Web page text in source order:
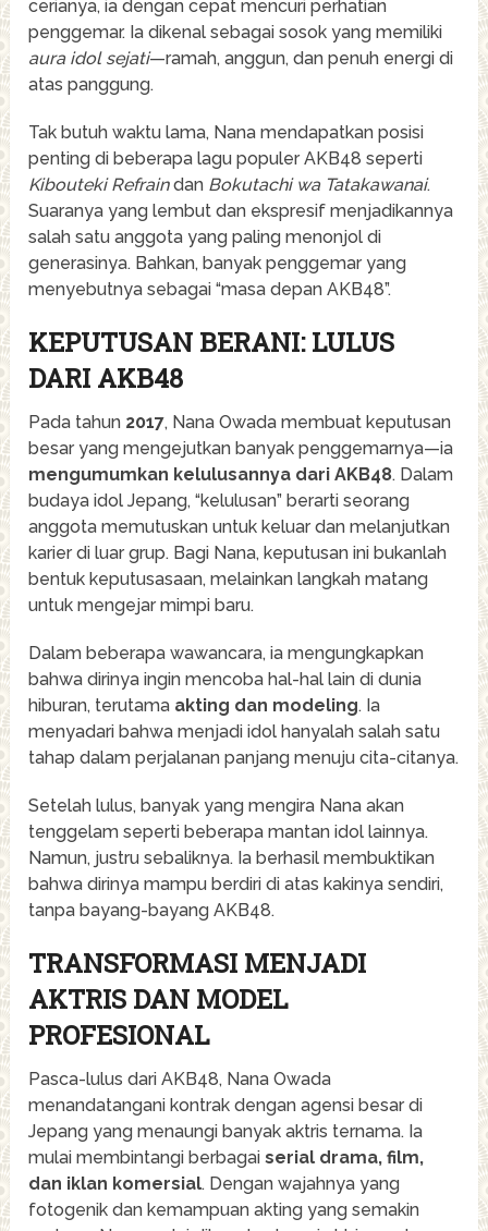
cerianya, ia dengan cepat mencuri perhatian
penggemar. Ia dikenal sebagai sosok yang memiliki
aura idol sejati—ramah, anggun, dan penuh energi di
atas panggung.
Tak butuh waktu lama, Nana mendapatkan posisi
penting di beberapa lagu populer AKB48 seperti
Kibouteki Refraindan Bokutachi wa Tatakawanai.
Suaranya yang lembut dan ekspresif menjadikannya
salah satu anggota yang paling menonjol di
generasinya. Bahkan, banyak penggemar yang
menyebutnya sebagai “masa depan AKB48”.
KEPUTUSAN BERANI: LULUS
DARI AKB48
Pada tahun 2017, Nana Owada membuat keputusan
besar yang mengejutkan banyak penggemarnya—ia
mengumumkan kelulusannya dari AKB48. Dalam
budaya idol Jepang, “kelulusan” berarti seorang
anggota memutuskan untuk keluar dan melanjutkan
karier di luar grup. Bagi Nana, keputusan ini bukanlah
bentuk keputusasaan, melainkan langkah matang
untuk mengejar mimpi baru.
Dalam beberapa wawancara, ia mengungkapkan
bahwa dirinya ingin mencoba hal-hal lain di dunia
hiburan, terutama akting dan modeling. Ia
menyadari bahwa menjadi idol hanyalah salah satu
tahap dalam perjalanan panjang menuju cita-citanya.
Setelah lulus, banyak yang mengira Nana akan
tenggelam seperti beberapa mantan idol lainnya.
Namun, justru sebaliknya. Ia berhasil membuktikan
bahwa dirinya mampu berdiri di atas kakinya sendiri,
tanpa bayang-bayang AKB48.
TRANSFORMASI MENJADI
AKTRIS DAN MODEL
PROFESIONAL
Pasca-lulus dari AKB48, Nana Owada
menandatangani kontrak dengan agensi besar di
Jepang yang menaungi banyak aktris ternama. Ia
mulai membintangi berbagaiserial drama, film,
dan iklan komersial. Dengan wajahnya yang
fotogenik dan kemampuan akting yang semakin